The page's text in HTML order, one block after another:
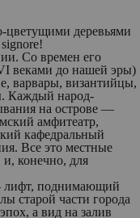
цветущими деревьями
Со времен его
веками до нашей эры)
варвары, византийцы,
Каждый народ-
на острове —
амфитеатр,
кафедральный
Все это местные
конечно, для
лифт, поднимающий
старой части города
а вид на залив